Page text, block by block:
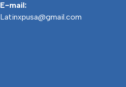
E-mail:
Latinxpusa@gmail.com